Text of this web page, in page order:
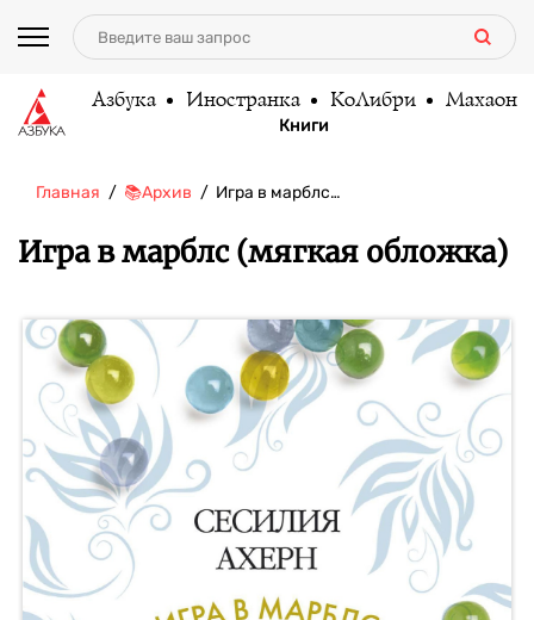
Азбука Иностранка КоЛибри Махаон
Книги
Главная 📚Архив Игра в марблс…
Игра в марблс (мягкая обложка)